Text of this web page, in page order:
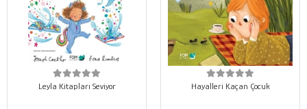
Leyla Kitapları Seviyor Hayalleri Kaçan Çocuk